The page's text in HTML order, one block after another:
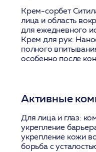
Крем-сорбет
лица и область
для ежедневного
Крем для рук:
полного
особенно после
Активные
Для лица и глаз:
укрепление
укрепление кожи
борьба с